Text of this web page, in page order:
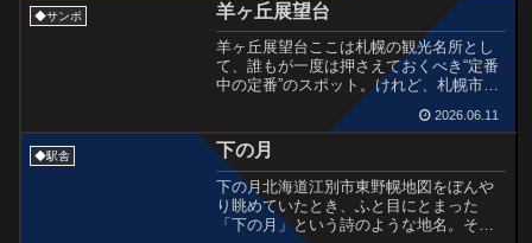
◆サンポ 羊ヶ丘展望台
羊ヶ丘展望台ここは札幌の観光名所とし
て、誰もが一度は押さえておくべき“定番
中の定番”のスポット。けれど、札幌市民
である自分はというと──観光地すぎるが
ゆえに、これまで一度も足を運んだ記憶
がない。いや、もしかしたら幼いころ、
札幌に遊びに来た親...
2026.06.11
◆駅舎 下の月
下の月北海道江別市東野幌地図をぼんや
り眺めていたとき、ふと目にとまった
「下の月」という詩のような地名。その